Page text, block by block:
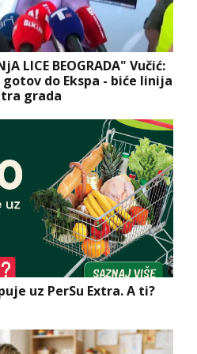
LICE BEOGRADA" Vučić:
do Ekspa - biće linija
grada
uz PerSu Extra. A ti?